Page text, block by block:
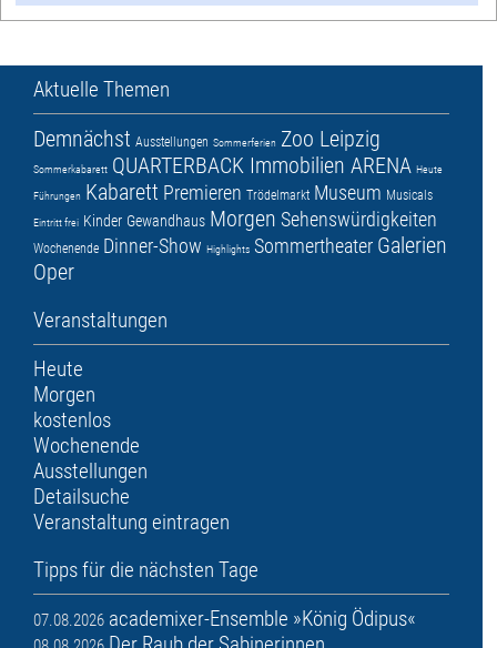
Aktuelle Themen
Demnächst Ausstellungen Sommerferien Zoo Leipzig
Sommerkabarett QUARTERBACK Immobilien ARENA Heute
Führungen Kabarett Premieren Trödelmarkt Museum Musicals
Eintritt frei Kinder Gewandhaus Morgen Sehenswürdigkeiten
Wochenende Dinner-Show Highlights Sommertheater Galerien
Oper
Veranstaltungen
Heute
Morgen
kostenlos
Wochenende
Ausstellungen
Detailsuche
Veranstaltung eintragen
Tipps für die nächsten Tage
07.08.2026 academixer-Ensemble »König Ödipus«